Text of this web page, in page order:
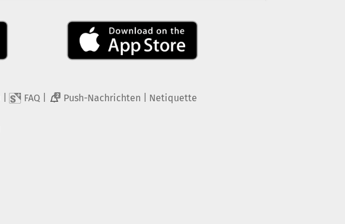
FAQ 2 Push-Nachrichten Netiquette